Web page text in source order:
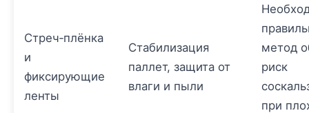
Стреч‑плёнка
и
фиксирующие
ленты
Стабилизация
паллет, защита от
влаги и пыли
метод
риск
при